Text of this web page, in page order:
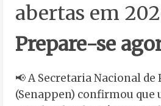
abertas em
Prepare-se
📢 A Secretaria Nacional
(Senappen) confirmou que